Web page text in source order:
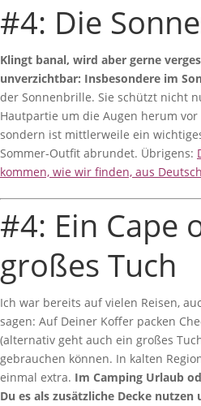
#4: Die
Klingt banal, wird aber gerne
unverzichtbar: Insbesondere im
der Sonnenbrille. Sie schützt nicht
Hautpartie um die Augen herum
sondern ist mittlerweile ein
Sommer-Outfit abrundet. Übrigens:
kommen, wie wir finden, aus
#4: Ein Cape
großes Tuch
Ich war bereits auf vielen Reisen,
sagen: Auf Deiner Koffer packen
(alternativ geht auch ein großes
gebrauchen können. In kalten
einmal extra. Im Camping Urlaub
Du es als zusätzliche Decke